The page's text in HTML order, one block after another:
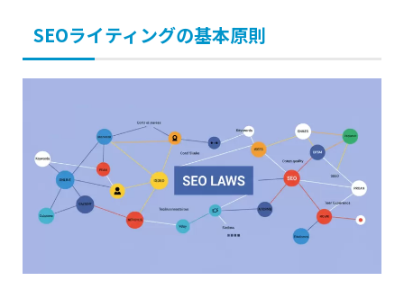
SEOライティングの基本原則